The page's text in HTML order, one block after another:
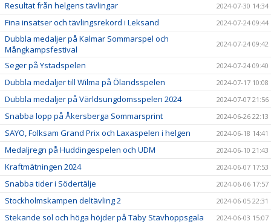
Resultat från helgens tävlingar 2024-07-30 14:34
Fina insatser och tävlingsrekord i Leksand 2024-07-24 09:44
Dubbla medaljer på Kalmar Sommarspel och
Mångkampsfestival
2024-07-24 09:42
Seger på Ystadspelen 2024-07-24 09:40
Dubbla medaljer till Wilma på Ölandsspelen 2024-07-17 10:08
Dubbla medaljer på Världsungdomsspelen 2024 2024-07-07 21:56
Snabba lopp på Åkersberga Sommarsprint 2024-06-26 22:13
SAYO, Folksam Grand Prix och Laxaspelen i helgen 2024-06-18 14:41
Medaljregn på Huddingespelen och UDM 2024-06-10 21:43
Kraftmätningen 2024 2024-06-07 17:53
Snabba tider i Södertälje 2024-06-06 17:57
Stockholmskampen deltävling 2 2024-06-05 22:31
Stekande sol och höga höjder på Täby Stavhoppsgala 2024-06-03 15:07